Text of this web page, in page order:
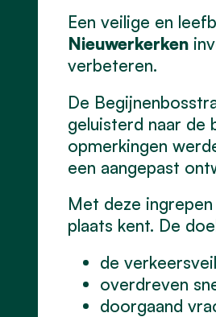
Een veilige en
Nieuwerkerken
verbeteren.
De
geluisterd naar de
opmerkingen
een aangepast
Met deze
plaats kent. De
de
overdreven
doorgaand